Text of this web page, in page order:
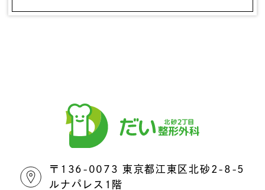
〒136-0073 東京都江東区北砂2-8-5
ルナパレス1階